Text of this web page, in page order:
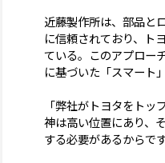
近藤製作所は、部品と
に信頼されており、ト
ている。このアプロー
に基づいた「スマート
「弊社がトヨタをト
神は高い位置にあり、
する必要があるからで